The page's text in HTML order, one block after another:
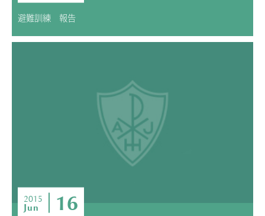
避難訓練 報告
2015
Jun 16